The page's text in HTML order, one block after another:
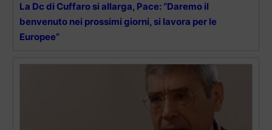
La Dc di Cuffaro si allarga, Pace: “Daremo il
benvenuto nei prossimi giorni, si lavora per le
Europee”